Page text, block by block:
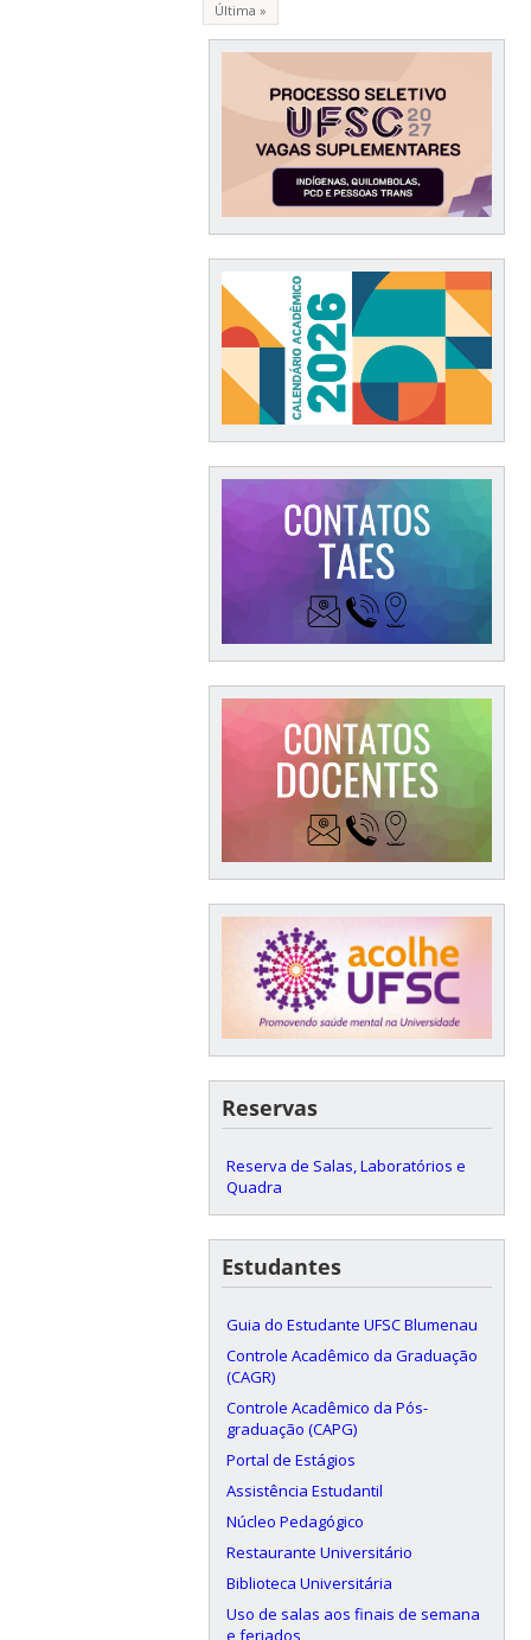
Última »
Reservas
Reserva de Salas, Laboratórios e
Quadra
Estudantes
Guia do Estudante UFSC Blumenau
Controle Acadêmico da Graduação
(CAGR)
Controle Acadêmico da Pós-
graduação (CAPG)
Portal de Estágios
Assistência Estudantil
Núcleo Pedagógico
Restaurante Universitário
Biblioteca Universitária
Uso de salas aos finais de semana
e feriados